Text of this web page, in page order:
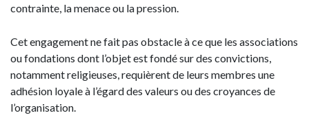
contrainte, la menace ou la pression.
Cet engagement ne fait pas obstacle à ce que les associations
ou fondations dont l’objet est fondé sur des convictions,
notamment religieuses, requièrent de leurs membres une
adhésion loyale à l’égard des valeurs ou des croyances de
l’organisation.